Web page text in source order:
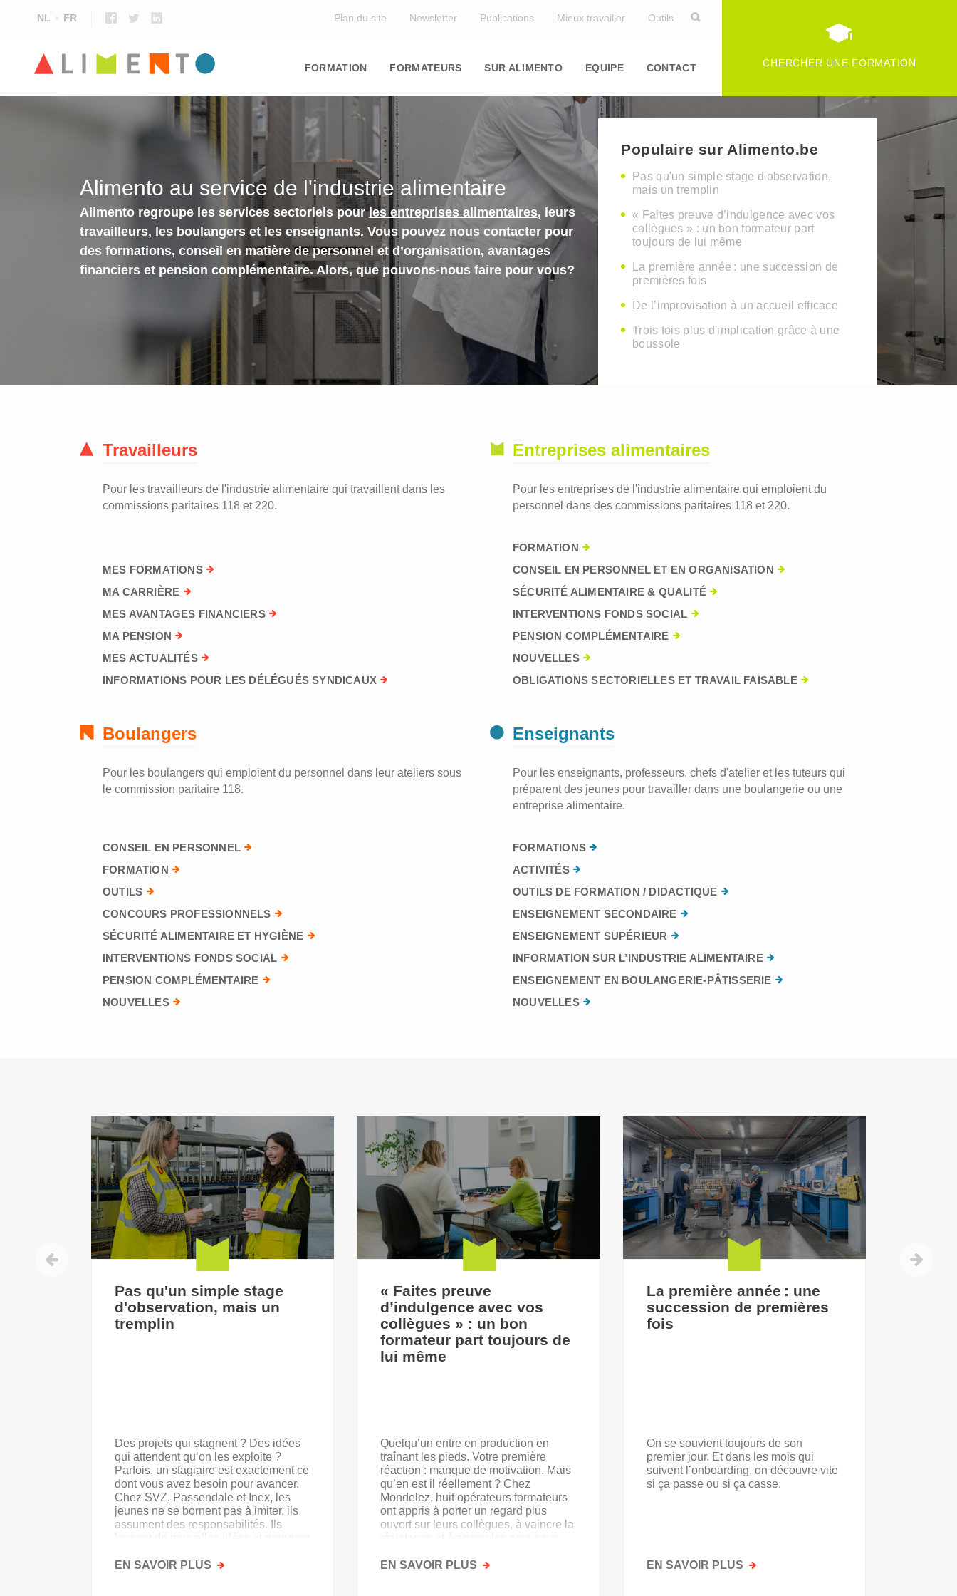
NL FR Plan du site Newsletter Publications Mieux travailler Outils
navigation
FORMATION FORMATEURS SUR ALIMENTO EQUIPE CONTACT CHERCHER UNE FORMATION
Alimento au service de l'industrie alimentaire
Alimento regroupe les services sectoriels pourles entreprises alimentaires, leurs
travailleurs, les boulangers et les enseignants. Vous pouvez nous contacter pour
des formations, conseil en matière de personnel et d’organisation, avantages
financiers et pension complémentaire. Alors, que pouvons-nous faire pour vous?
Populaire sur Alimento.be
Pas qu'un simple stage d'observation,
mais un tremplin
« Faites preuve d’indulgence avec vos
collègues » : un bon formateur part
toujours de lui même
La première année : une succession de
premières fois
De l’improvisation à un accueil efficace
Trois fois plus d'implication grâce à une
boussole
Travailleurs
Pour les travailleurs de l'industrie alimentaire qui travaillent dans les
commissions paritaires 118 et 220.
MES FORMATIONS
MA CARRIÈRE
MES AVANTAGES FINANCIERS
MA PENSION
MES ACTUALITÉS
INFORMATIONS POUR LES DÉLÉGUÉS SYNDICAUX
Entreprises alimentaires
Pour les entreprises de l'industrie alimentaire qui emploient du
personnel dans des commissions paritaires 118 et 220.
FORMATION
CONSEIL EN PERSONNEL ET EN ORGANISATION
SÉCURITÉ ALIMENTAIRE & QUALITÉ
INTERVENTIONS FONDS SOCIAL
PENSION COMPLÉMENTAIRE
NOUVELLES
OBLIGATIONS SECTORIELLES ET TRAVAIL FAISABLE
Boulangers
Pour les boulangers qui emploient du personnel dans leur ateliers sous
le commission paritaire 118.
CONSEIL EN PERSONNEL
FORMATION
OUTILS
CONCOURS PROFESSIONNELS
SÉCURITÉ ALIMENTAIRE ET HYGIÈNE
INTERVENTIONS FONDS SOCIAL
PENSION COMPLÉMENTAIRE
NOUVELLES
Enseignants
Pour les enseignants, professeurs, chefs d'atelier et les tuteurs qui
préparent des jeunes pour travailler dans une boulangerie ou une
entreprise alimentaire.
FORMATIONS
ACTIVITÉS
OUTILS DE FORMATION / DIDACTIQUE
ENSEIGNEMENT SECONDAIRE
ENSEIGNEMENT SUPÉRIEUR
INFORMATION SUR L’INDUSTRIE ALIMENTAIRE
ENSEIGNEMENT EN BOULANGERIE-PÂTISSERIE
NOUVELLES
Pas qu'un simple stage
d'observation, mais un
tremplin
Des projets qui stagnent ? Des idées
qui attendent qu’on les exploite ?
Parfois, un stagiaire est exactement ce
dont vous avez besoin pour avancer.
Chez SVZ, Passendale et Inex, les
jeunes ne se bornent pas à imiter, ils
assument des responsabilités. Ils
lancent de nouvelles idées et prennent
EN SAVOIR PLUS SUR
« Faites preuve
d’indulgence avec vos
collègues » : un bon
formateur part toujours de
lui même
Quelqu’un entre en production en
traînant les pieds. Votre première
réaction : manque de motivation. Mais
qu’en est il réellement ? Chez
Mondelez, huit opérateurs formateurs
ont appris à porter un regard plus
ouvert sur leurs collègues, à vaincre la
résistance et à ancrer les nouveaux
EN SAVOIR PLUS SUR
La première année : une
succession de premières
fois
On se souvient toujours de son
premier jour. Et dans les mois qui
suivent l’onboarding, on découvre vite
si ça passe ou si ça casse.
EN SAVOIR PLUS SUR